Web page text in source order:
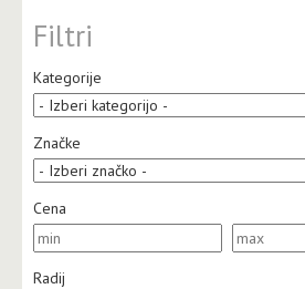
Filtri
Kategorije
Značke
Cena
Radij